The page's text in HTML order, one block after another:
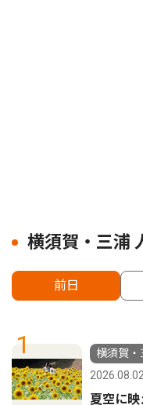
横須賀・三浦
前日
1
横須賀・
2026.08.02
夏空に